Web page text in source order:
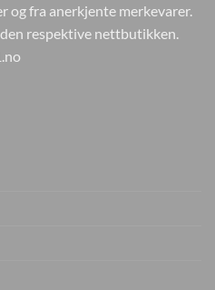
fra anerkjente merkevarer.
respektive nettbutikken.